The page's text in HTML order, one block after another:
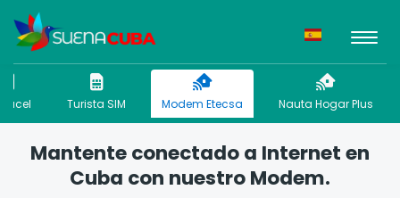
Turista SIM Modem Etecsa Nauta Hogar Plus
Mantente conectado a Internet en
Cuba con nuestro Modem.